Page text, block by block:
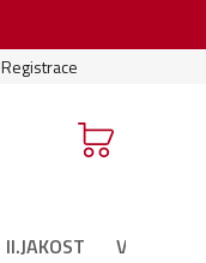
Podmínky soutěže
Registrace
II.JAKOST VÁNOČNÍ